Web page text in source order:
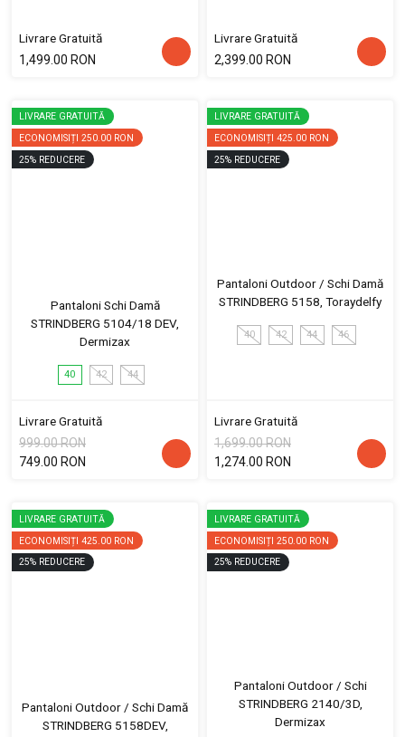
Livrare Gratuită
1,499.00 RON
Livrare Gratuită
2,399.00 RON
LIVRARE GRATUITĂ
ECONOMISIȚI 250.00 RON
25% REDUCERE
Pantaloni Schi Damă
STRINDBERG 5104/18 DEV,
Dermizax
40 42 44
Livrare Gratuită
999.00 RON
749.00 RON
LIVRARE GRATUITĂ
ECONOMISIȚI 425.00 RON
25% REDUCERE
Pantaloni Outdoor / Schi Damă
STRINDBERG 5158, Toraydelfy
40 42 44 46
Livrare Gratuită
1,699.00 RON
1,274.00 RON
LIVRARE GRATUITĂ
ECONOMISIȚI 425.00 RON
25% REDUCERE
Pantaloni Outdoor / Schi Damă
STRINDBERG 5158DEV,
LIVRARE GRATUITĂ
ECONOMISIȚI 250.00 RON
25% REDUCERE
Pantaloni Outdoor / Schi
STRINDBERG 2140/3D,
Dermizax